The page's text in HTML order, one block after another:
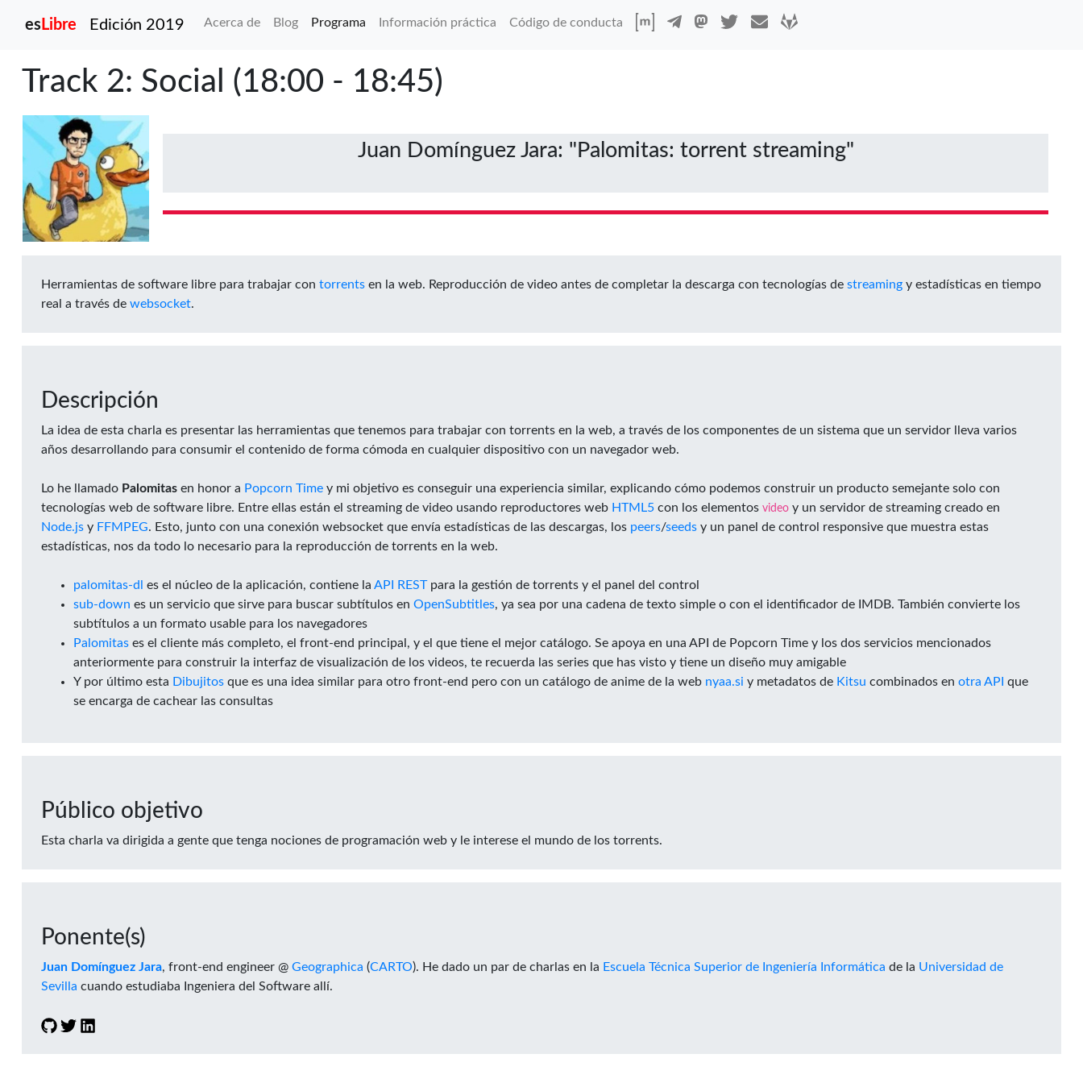
es Libre Edición 2019 Acerca deesLibre
Blog Programa Información práctica Código de conducta
Track 2: Social (18:00 - 18:45)
Juan Domínguez Jara: "Palomitas: torrent streaming"
Herramientas de software libre para trabajar con torrents en la web. Reproducción de video antes de completar la descarga con tecnologías de streaming y estadísticas en tiempo
real a través de websocket.
Descripción
La idea de esta charla es presentar las herramientas que tenemos para trabajar con torrents en la web, a través de los componentes de un sistema que un servidor lleva varios
años desarrollando para consumir el contenido de forma cómoda en cualquier dispositivo con un navegador web.
Lo he llamado Palomitas en honor a Popcorn Time y mi objetivo es conseguir una experiencia similar, explicando cómo podemos construir un producto semejante solo con
tecnologías web de software libre. Entre ellas están el streaming de video usando reproductores web HTML5 con los elementos video y un servidor de streaming creado en
Node.js y FFMPEG. Esto, junto con una conexión websocket que envía estadísticas de las descargas, los peers/seeds y un panel de control responsive que muestra estas
estadísticas, nos da todo lo necesario para la reproducción de torrents en la web.
palomitas-dl es el núcleo de la aplicación, contiene la API RESTpara la gestión de torrents y el panel del control
sub-down es un servicio que sirve para buscar subtítulos en OpenSubtitles, ya sea por una cadena de texto simple o con el identificador de IMDB. También convierte los
subtítulos a un formato usable para los navegadores
Palomitas es el cliente más completo, el front-end principal, y el que tiene el mejor catálogo. Se apoya en una API de Popcorn Time y los dos servicios mencionados
anteriormente para construir la interfaz de visualización de los videos, te recuerda las series que has visto y tiene un diseño muy amigable
Y por último esta Dibujitos que es una idea similar para otro front-end pero con un catálogo de anime de la web nyaa.si y metadatos de Kitsu combinados en otra API que
se encarga de cachear las consultas
Público objetivo
Esta charla va dirigida a gente que tenga nociones de programación web y le interese el mundo de los torrents.
Ponente(s)
Juan Domínguez Jara, front-end engineer @ Geographica (CARTO). He dado un par de charlas en la Escuela Técnica Superior de Ingeniería Informática de la Universidad de
Sevilla cuando estudiaba Ingeniera del Software allí.